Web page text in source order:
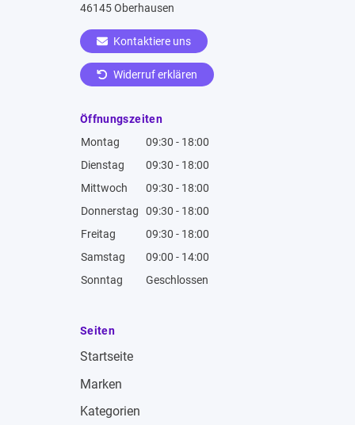
46145 Oberhausen
Kontaktiere uns
Widerruf erklären
Öffnungszeiten
Montag
09:30 - 18:00
Dienstag
09:30 - 18:00
Mittwoch
09:30 - 18:00
Donnerstag
09:30 - 18:00
Freitag
09:30 - 18:00
Samstag
09:00 - 14:00
Sonntag
Geschlossen
Seiten
Startseite
Marken
Kategorien